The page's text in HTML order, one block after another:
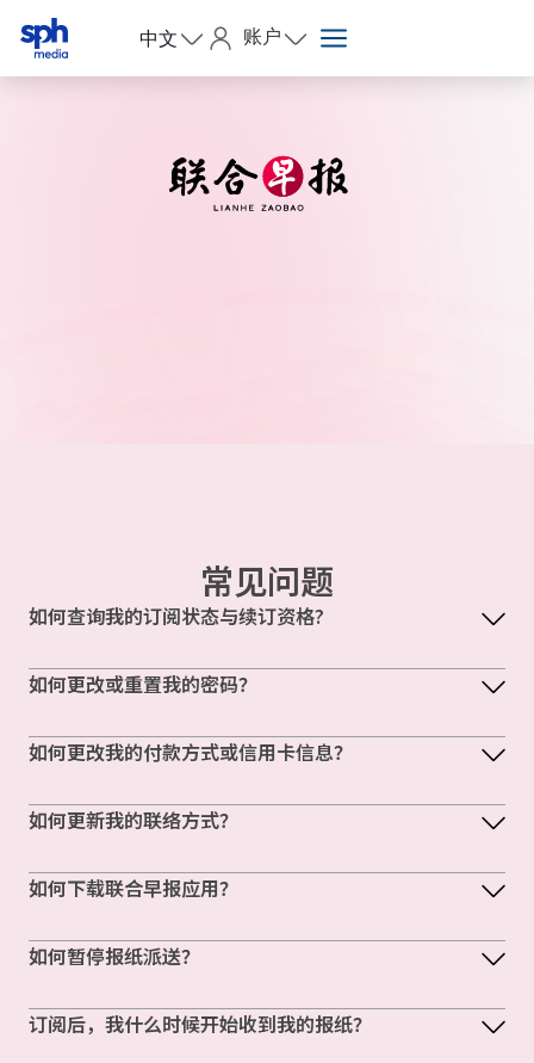
中文 账户
常见问题
如何查询我的订阅状态与续订资格?
如何更改或重置我的密码？
如何更改我的付款方式或信用卡信息？
如何更新我的联络方式？
如何下载联合早报应用？
如何暂停报纸派送？
订阅后，我什么时候开始收到我的报纸？